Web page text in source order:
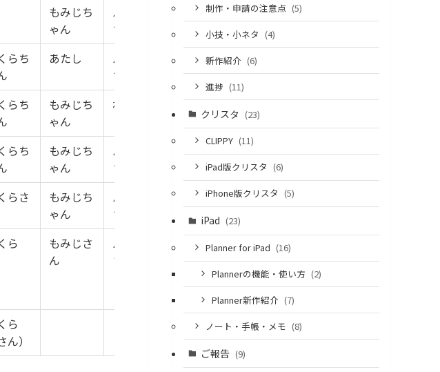
もみじち
ゃん
パレット
ちゃん
こころち
ゃん
クローバ
ー君
らち
あたし
パレット
ちゃん
こころち
ゃん
クローバ
ー君
らち
もみじち
ゃん
わたし
こころち
ゃん
クローバ
ー君
らち
もみじち
ゃん
パレット
ちゃん
ボク
クローバ
ー君
らさ
もみじち
ゃん
パレット
ちゃん
こころち
ゃん
ボク
ら
もみじさ
ん
パレット
さん
クローバ
ーさん、
探偵君、
子犬君等
ら
ん）
制作・申請の注意点 (5)
小技・小ネタ (4)
新作紹介 (6)
進捗 (11)
クリスタ (23)
CLIPPY (11)
iPad版クリスタ (6)
iPhone版クリスタ (5)
iPad (23)
Planner for iPad (16)
Plannerの機能・使い方 (2)
Planner新作紹介 (7)
ノート・手帳・メモ (8)
ご報告 (9)